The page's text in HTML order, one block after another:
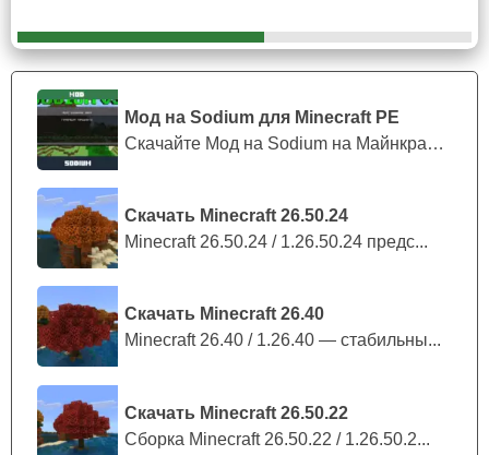
Мод на Sodium для Minecraft PE
Скачайте Мод на Sodium на Майнкрафт П...
Скачать Minecraft 26.50.24
Minecraft 26.50.24 / 1.26.50.24 предс...
Скачать Minecraft 26.40
Minecraft 26.40 / 1.26.40 — стабильны...
Скачать Minecraft 26.50.22
Сборка Minecraft 26.50.22 / 1.26.50.2...
устроить ролевые приключения,идеально подходящие
для зомби-апокалипсиса. Местность содержит
множество уникальных зданий. Среди которых есть
забытый отель, городские часы, высокий небоскреб и
многое другое.